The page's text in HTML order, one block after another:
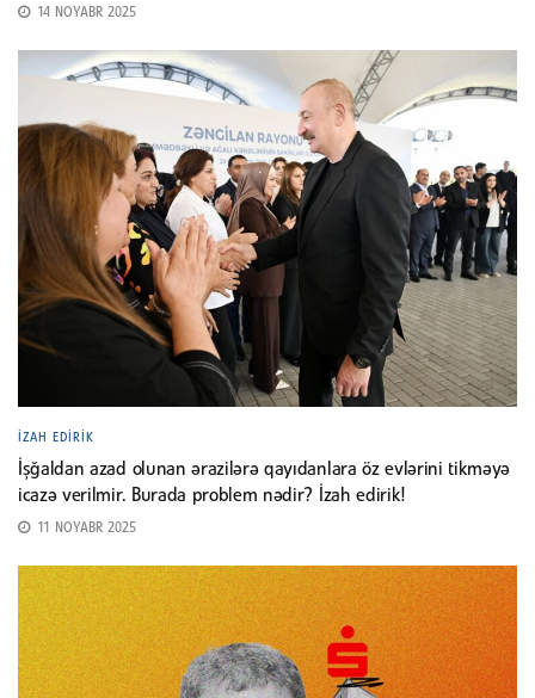
14 NOYABR 2025
İZAH EDIRIK
İşğaldan azad olunan ərazilərə qayıdanlara öz evlərini tikməyə
icazə verilmir. Burada problem nədir? İzah edirik!
11 NOYABR 2025